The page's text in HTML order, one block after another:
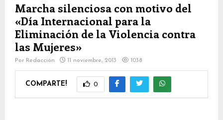
Marcha silenciosa con motivo del
«Día Internacional para la
Eliminación de la Violencia contra
las Mujeres»
Por Redacción 11 noviembre, 2013 1038
COMPARTE! 0